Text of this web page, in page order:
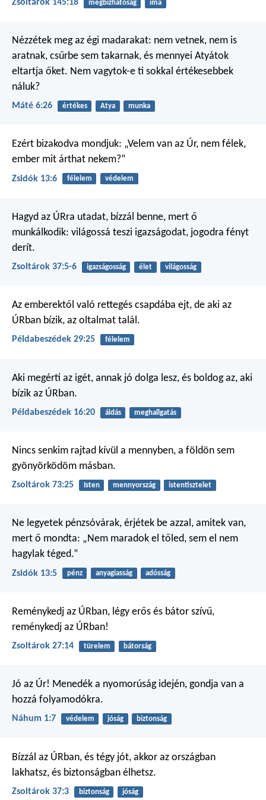
Zsoltárok 145:18 megbízhatóság ima
Nézzétek meg az égi madarakat: nem vetnek, nem is
aratnak, csűrbe sem takarnak, és mennyei Atyátok
eltartja őket. Nem vagytok-e ti sokkal értékesebbek
náluk?
Máté 6:26 értékes Atya munka
Ezért bizakodva mondjuk: „Velem van az Úr, nem félek,
ember mit árthat nekem?”
Zsidók 13:6 félelem védelem
Hagyd az ÚRra utadat, bízzál benne, mert ő
munkálkodik: világossá teszi igazságodat, jogodra fényt
derít.
Zsoltárok 37:5-6 igazságosság élet világosság
Az emberektől való rettegés csapdába ejt, de aki az
ÚRban bízik, az oltalmat talál.
Példabeszédek 29:25 félelem
Aki megérti az igét, annak jó dolga lesz, és boldog az, aki
bízik az ÚRban.
Példabeszédek 16:20 áldás meghallgatás
Nincs senkim rajtad kívül a mennyben, a földön sem
gyönyörködöm másban.
Zsoltárok 73:25 Isten mennyország istentisztelet
Ne legyetek pénzsóvárak, érjétek be azzal, amitek van,
mert ő mondta: „Nem maradok el tőled, sem el nem
hagylak téged.”
Zsidók 13:5 pénz anyagiasság adósság
Reménykedj az ÚRban, légy erős és bátor szívű,
reménykedj az ÚRban!
Zsoltárok 27:14 türelem bátorság
Jó az Úr! Menedék a nyomorúság idején, gondja van a
hozzá folyamodókra.
Náhum 1:7 védelem jóság biztonság
Bízzál az ÚRban, és tégy jót, akkor az országban
lakhatsz, és biztonságban élhetsz.
Zsoltárok 37:3 biztonság jóság